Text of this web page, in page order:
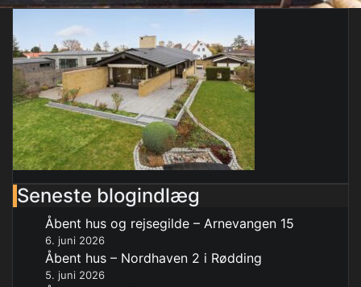
Seneste blogindlæg
Åbent hus og rejsegilde – Arnevangen 15
6. juni 2026
Åbent hus – Nordhaven 2 i Rødding
5. juni 2026